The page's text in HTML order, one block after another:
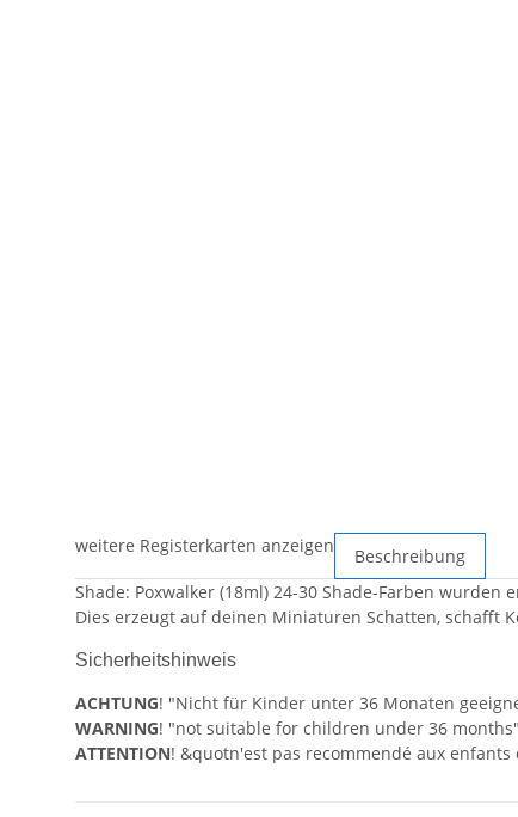
weitere Registerkarten anzeigen
Beschreibung
Shade: Poxwalker (18ml) 24-30 Shade-Farben
Dies erzeugt auf deinen Miniaturen Schatten, schafft
Sicherheitshinweis
ACHTUNG! "Nicht für Kinder unter 36 Monaten
WARNING! "not suitable for children under 36
ATTENTION! &quotn'est pas recommendé aux